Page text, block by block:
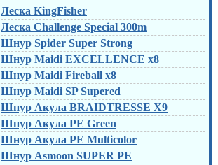
Леска KingFisher
Леска Challenge Special 300m
Шнур Spider Super Strong
Шнур Maidi EXCELLENCE x8
Шнур Maidi Fireball x8
Шнур Maidi SP Supered
Шнур Акула BRAIDTRESSE X9
Шнур Акула PE Green
Шнур Акула PE Multicolor
Шнур Asmoon SUPER PE